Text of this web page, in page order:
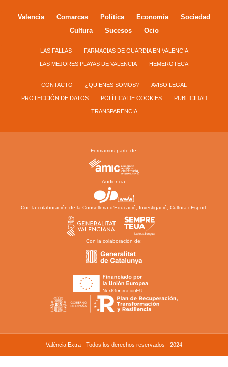
Valencia Comarcas Política Economía
Sociedad
Cultura
Sucesos Ocio
LAS FALLAS FARMACIAS DE GUARDIA EN VALENCIA
LAS MEJORES PLAYAS DE VALENCIA HEMEROTECA
CONTACTO ¿QUIENES SOMOS? AVISO LEGAL
PROTECCIÓN DE DATOS POLÍTICA DE COOKIES PUBLICIDAD
TRANSPARENCIA
Formamos parte de:
Audiencia:
Con la colaboración de la Conselleria d’Educació, Investigació, Cultura i Esport:
Con la colaboración de:
València Extra - Todos los derechos reservados - 2024